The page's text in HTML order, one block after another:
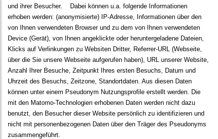
und ihrer Besucher.
Dabei können u.a. folgende Informationen
erhoben werden: (anonymisierte) IP-Adresse, Informationen über den
von Ihnen verwendeten Browser und zu dem von Ihnen verwendeten
Device (Gerät), von Ihnen angeklickte oder heruntergeladene Dateien,
Klicks auf Verlinkungen zu Websiten Dritter, Referrer-URL (Webseite,
über die Sie unsere Webseite aufgerufen haben), URL unserer Website,
Anzahl Ihrer Besuche, Zeitpunkt Ihres ersten Besuchs, Datum und
Uhrzeit des Besuchs, Zeitzone, Standortdaten. Aus diesen Daten
können unter einem Pseudonym Nutzungsprofile erstellt werden. Die
mit den Matomo-Technologien erhobenen Daten werden nicht dazu
benutzt, den Besucher dieser Website persönlich zu identifizieren und
nicht mit personenbezogenen Daten über den Träger des Pseudonyms
zusammengeführt.